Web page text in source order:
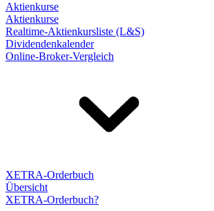
Aktienkurse
Aktienkurse
Realtime-Aktienkursliste (L&S)
Dividendenkalender
Online-Broker-Vergleich
XETRA-Orderbuch
Übersicht
XETRA-Orderbuch?